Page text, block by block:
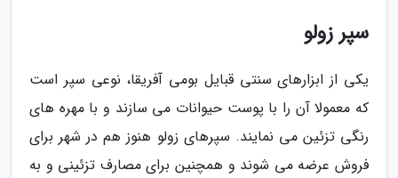
سپر زولو
یکی از ابزارهای سنتی قبایل بومی آفریقا، نوعی سپر است
که معمولا آن را با پوست حیوانات می سازند و با مهره های
رنگی تزئین می نمایند. سپرهای زولو هنوز هم در شهر برای
فروش عرضه می شوند و همچنین برای مصارف تزئینی و به